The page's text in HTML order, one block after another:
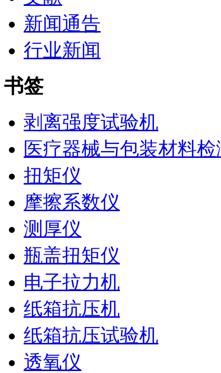
新闻通告
行业新闻
书签
剥离强度试验机
医疗器械与包装材料检
扭矩仪
摩擦系数仪
测厚仪
瓶盖扭矩仪
电子拉力机
纸箱抗压机
纸箱抗压试验机
透氧仪